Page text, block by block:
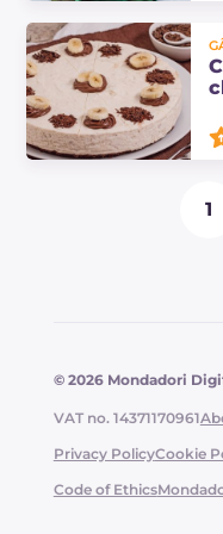
1
© 2026 Mondadori
VAT no. 14371170961
Privacy PolicyCookie
Code of Ethics